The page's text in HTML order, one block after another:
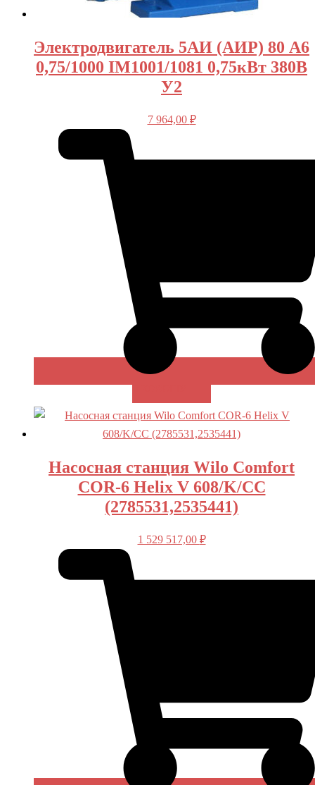
Электродвигатель 5АИ (АИР) 80 А6
0,75/1000 IM1001/1081 0,75кВт 380В
У2
7 964,00 ₽
Насосная станция Wilo Comfort
COR-6 Helix V 608/K/CC
(2785531,2535441)
1 529 517,00 ₽